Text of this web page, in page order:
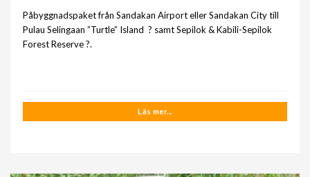
Påbyggnadspaket från Sandakan Airport eller Sandakan City till
Pulau Selingaan ”Turtle” Island ? samt Sepilok & Kabili-Sepilok
Forest Reserve ?.
Läs mer...